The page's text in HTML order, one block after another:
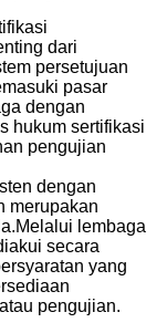
dari
persetujuan
pasar
dengan
hukum sertifikasi
pengujian
dengan
merupakan
lembaga
secara
yang
pengujian.